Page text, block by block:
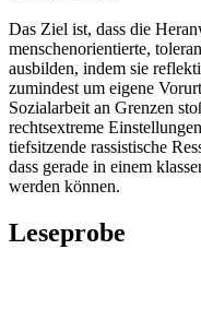
Das Ziel ist, dass die
menschenorientierte,
ausbilden, indem sie
zumindest um eigene
Sozialarbeit an Grenzen
rechtsextreme
tiefsitzende rassistische
dass gerade in einem
werden können.
Leseprobe